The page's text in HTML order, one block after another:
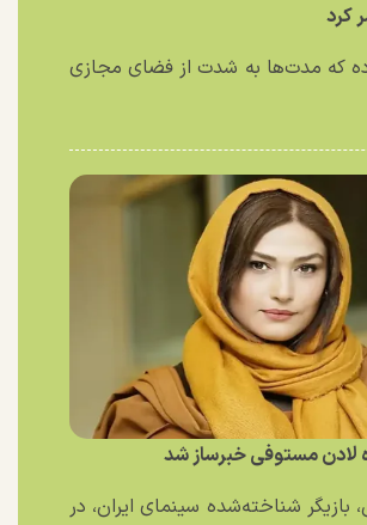
کرد
که مدت‌ها به شدت از فضای مجازی
لادن مستوفی خبرساز شد
بازیگر شناخته‌شده سینمای ایران، در